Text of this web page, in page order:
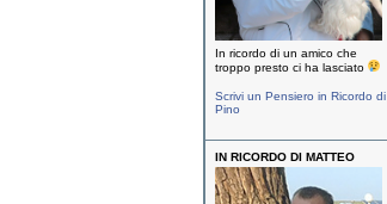
In ricordo di un amico che
troppo presto ci ha lasciato
Scrivi un Pensiero in Ricordo di
Pino
IN RICORDO DI MATTEO